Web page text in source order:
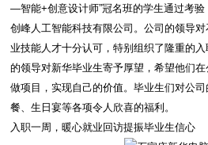
—智能+创意设计师”冠名班的学生通过考
创峰人工智能科技有限公司。公司的领导
业技能人才十分认可，特别组织了隆重的
的领导对新华毕业生寄予厚望，希望他们
做项目，实现自己的价值。毕业生们对公
餐、生日宴等各项令人欣喜的福利。
入职一周，暖心就业回访提振毕业生信心